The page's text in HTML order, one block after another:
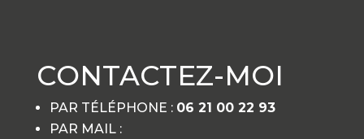
CONTACTEZ-MOI
PAR TÉLÉPHONE : 06 21 00 22 93
PAR MAIL :